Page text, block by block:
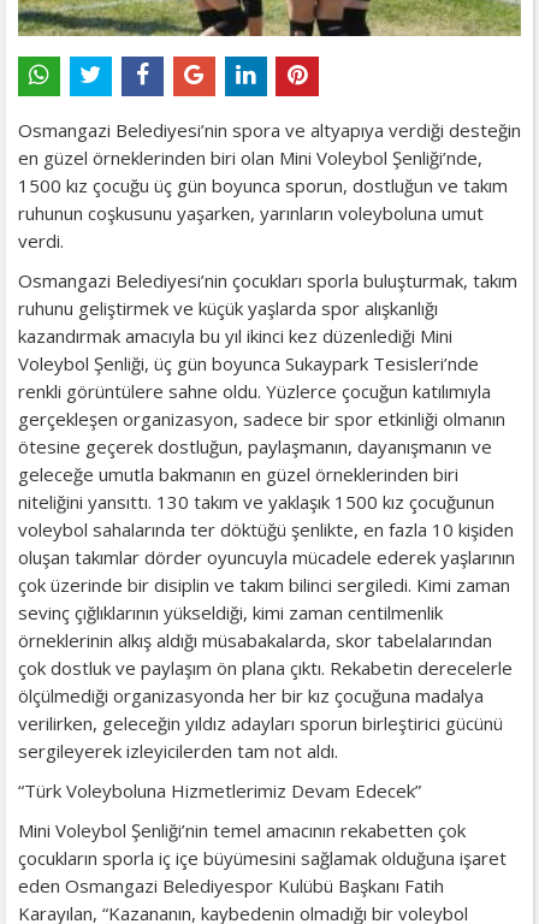
Osmangazi Belediyesi’nin spora ve altyapıya verdiği desteğin
en güzel örneklerinden biri olan Mini Voleybol Şenliği’nde,
1500 kız çocuğu üç gün boyunca sporun, dostluğun ve takım
ruhunun coşkusunu yaşarken, yarınların voleyboluna umut
verdi.
Osmangazi Belediyesi’nin çocukları sporla buluşturmak, takım
ruhunu geliştirmek ve küçük yaşlarda spor alışkanlığı
kazandırmak amacıyla bu yıl ikinci kez düzenlediği Mini
Voleybol Şenliği, üç gün boyunca Sukaypark Tesisleri’nde
renkli görüntülere sahne oldu. Yüzlerce çocuğun katılımıyla
gerçekleşen organizasyon, sadece bir spor etkinliği olmanın
ötesine geçerek dostluğun, paylaşmanın, dayanışmanın ve
geleceğe umutla bakmanın en güzel örneklerinden biri
niteliğini yansıttı. 130 takım ve yaklaşık 1500 kız çocuğunun
voleybol sahalarında ter döktüğü şenlikte, en fazla 10 kişiden
oluşan takımlar dörder oyuncuyla mücadele ederek yaşlarının
çok üzerinde bir disiplin ve takım bilinci sergiledi. Kimi zaman
sevinç çığlıklarının yükseldiği, kimi zaman centilmenlik
örneklerinin alkış aldığı müsabakalarda, skor tabelalarından
çok dostluk ve paylaşım ön plana çıktı. Rekabetin derecelerle
ölçülmediği organizasyonda her bir kız çocuğuna madalya
verilirken, geleceğin yıldız adayları sporun birleştirici gücünü
sergileyerek izleyicilerden tam not aldı.
“Türk Voleyboluna Hizmetlerimiz Devam Edecek”
Mini Voleybol Şenliği’nin temel amacının rekabetten çok
çocukların sporla iç içe büyümesini sağlamak olduğuna işaret
eden Osmangazi Belediyespor Kulübü Başkanı Fatih
Karayılan, “Kazananın, kaybedenin olmadığı bir voleybol